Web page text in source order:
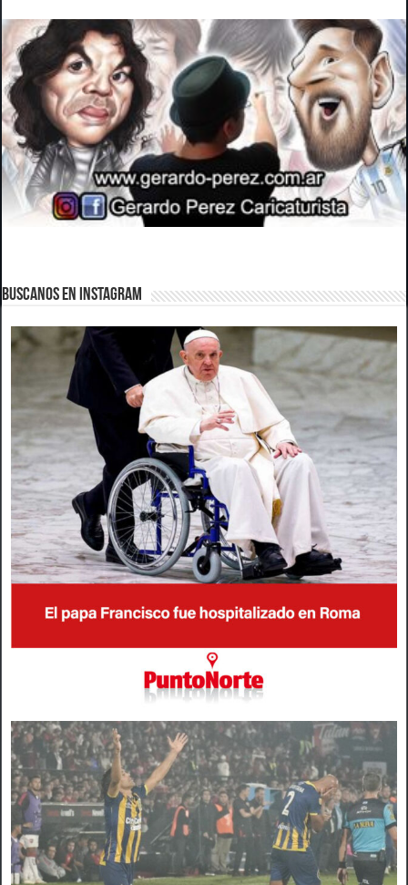
BUSCANOS EN INSTAGRAM